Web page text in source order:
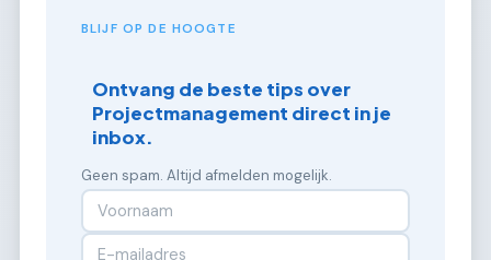
BLIJF OP DE HOOGTE
Ontvang de beste tips over
Projectmanagement direct in je
inbox.
Geen spam. Altijd afmelden mogelijk.